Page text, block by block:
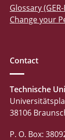
Glossary (GER-
Change your
Contact
Technische
38106
P. O. Box: